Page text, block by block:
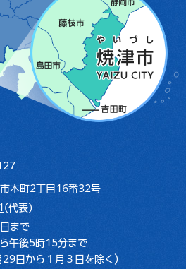
本町2丁目16番32号
(代表)
まで
午後5時15分まで
29日から１月３日を除く）